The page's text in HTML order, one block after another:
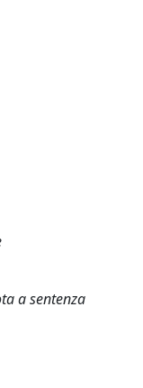
a sentenza